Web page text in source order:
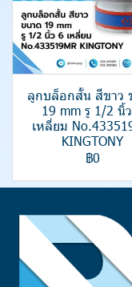
ลูกบล็อกสั้น สีขาว
19 mm รู 1/2 นิ้
เหลี่ยม
KINGTONY
฿0